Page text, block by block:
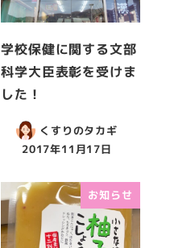
学校保健に関する文部
科学大臣表彰を受けま
した！
くすりのタカギ
2017年11月17日
お知らせ